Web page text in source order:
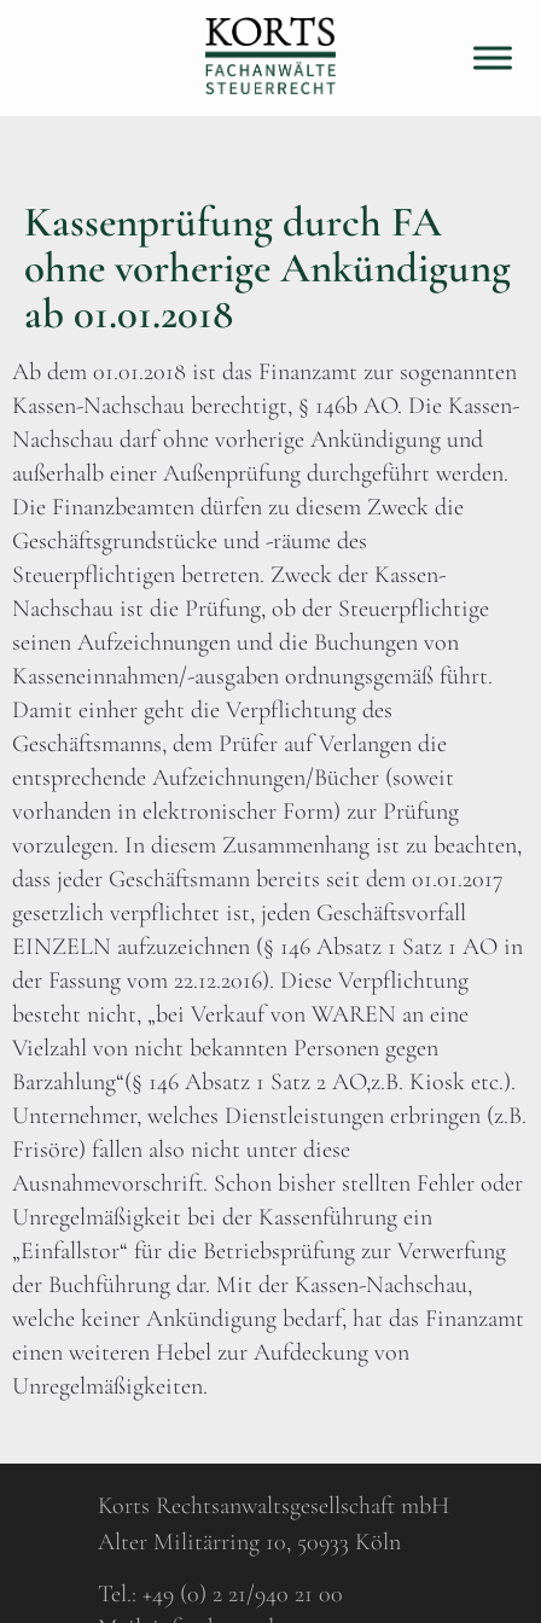
Kassenprüfung durch FA
ohne vorherige Ankündigung
ab 01.01.2018
Ab dem 01.01.2018 ist das Finanzamt zur sogenannten
Kassen-Nachschau berechtigt, § 146b AO. Die Kassen-
Nachschau darf ohne vorherige Ankündigung und
außerhalb einer Außenprüfung durchgeführt werden.
Die Finanzbeamten dürfen zu diesem Zweck die
Geschäftsgrundstücke und -räume des
Steuerpflichtigen betreten. Zweck der Kassen-
Nachschau ist die Prüfung, ob der Steuerpflichtige
seinen Aufzeichnungen und die Buchungen von
Kasseneinnahmen/-ausgaben ordnungsgemäß führt.
Damit einher geht die Verpflichtung des
Geschäftsmanns, dem Prüfer auf Verlangen die
entsprechende Aufzeichnungen/Bücher (soweit
vorhanden in elektronischer Form) zur Prüfung
vorzulegen. In diesem Zusammenhang ist zu beachten,
dass jeder Geschäftsmann bereits seit dem 01.01.2017
gesetzlich verpflichtet ist, jeden Geschäftsvorfall
EINZELN aufzuzeichnen (§ 146 Absatz 1 Satz 1 AO in
der Fassung vom 22.12.2016). Diese Verpflichtung
besteht nicht, „bei Verkauf von WAREN an eine
Vielzahl von nicht bekannten Personen gegen
Barzahlung“(§ 146 Absatz 1 Satz 2 AO,z.B. Kiosk etc.).
Unternehmer, welches Dienstleistungen erbringen (z.B.
Frisöre) fallen also nicht unter diese
Ausnahmevorschrift. Schon bisher stellten Fehler oder
Unregelmäßigkeit bei der Kassenführung ein
„Einfallstor“ für die Betriebsprüfung zur Verwerfung
der Buchführung dar. Mit der Kassen-Nachschau,
welche keiner Ankündigung bedarf, hat das Finanzamt
einen weiteren Hebel zur Aufdeckung von
Unregelmäßigkeiten.
Korts Rechtsanwaltsgesellschaft mbH
Alter Militärring 10, 50933 Köln
Tel.: +49 (0) 2 21/940 21 00